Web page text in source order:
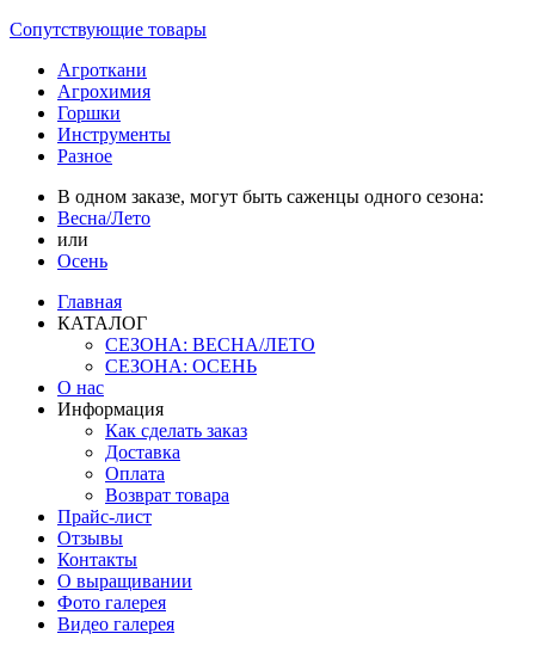
Сопутствующие товары
Агроткани
Агрохимия
Горшки
Инструменты
Разное
В одном заказе, могут быть саженцы одного сезона:
Весна/Лето
или
Осень
Главная
КАТАЛОГ
СЕЗОНА: ВЕСНА/ЛЕТО
СЕЗОНА: ОСЕНЬ
О нас
Информация
Как сделать заказ
Доставка
Оплата
Возврат товара
Прайс-лист
Отзывы
Контакты
О выращивании
Фото галерея
Видео галерея